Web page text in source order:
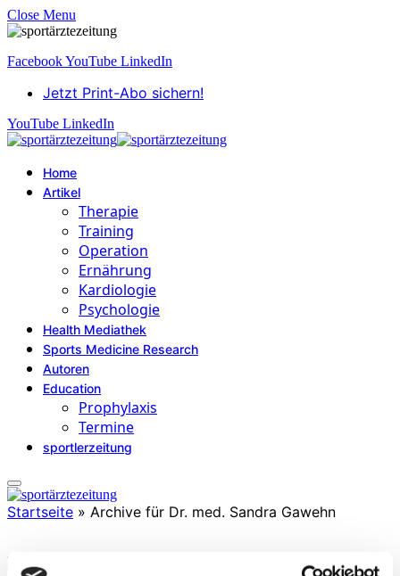
Close Menu
FacebookYouTube LinkedIn
Jetzt Print-Abo sichern!
YouTube LinkedIn
Home
Artikel
Therapie
Training
Operation
Ernährung
Kardiologie
Psychologie
Health Mediathek
Sports Medicine Research
Autoren
Education
Prophylaxis
Termine
sportlerzeitung
Startseite » Archive für Dr. med. Sandra Gawehn